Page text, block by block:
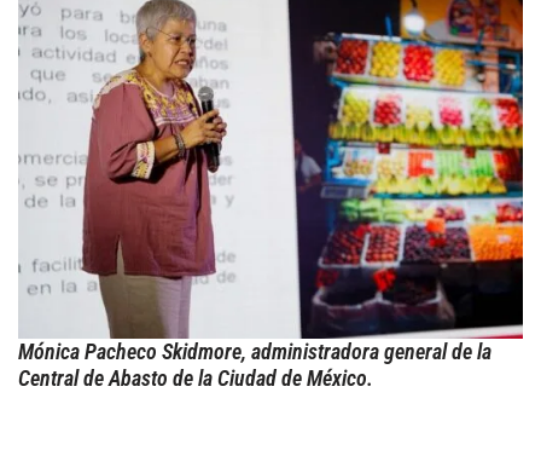
Mónica Pacheco Skidmore, administradora general de la
Central de Abasto de la Ciudad de México.